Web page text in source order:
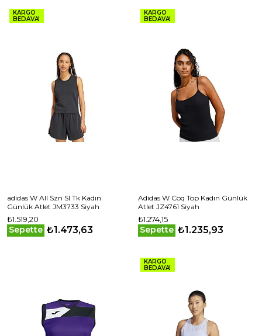
KARGO
BEDAVA!
adidas W All Szn Sl Tk Kadın
Günlük Atlet JM3733 Siyah
₺1.519,20
Sepette ₺1.473,63
KARGO
BEDAVA!
Adidas W Coq Top Kadın Günlük
Atlet JZ4761 Siyah
₺1.274,15
Sepette ₺1.235,93
KARGO
BEDAVA!